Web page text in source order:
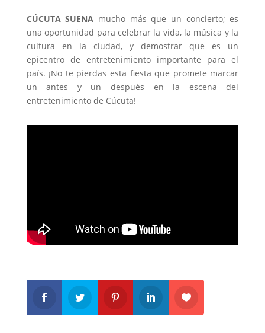
CÚCUTA SUENA mucho más que un concierto; es
una oportunidad para celebrar la vida, la música y la
cultura en la ciudad, y demostrar que es un
epicentro de entretenimiento importante para el
país. ¡No te pierdas esta fiesta que promete marcar
un antes y un después en la escena del
entretenimiento de Cúcuta!